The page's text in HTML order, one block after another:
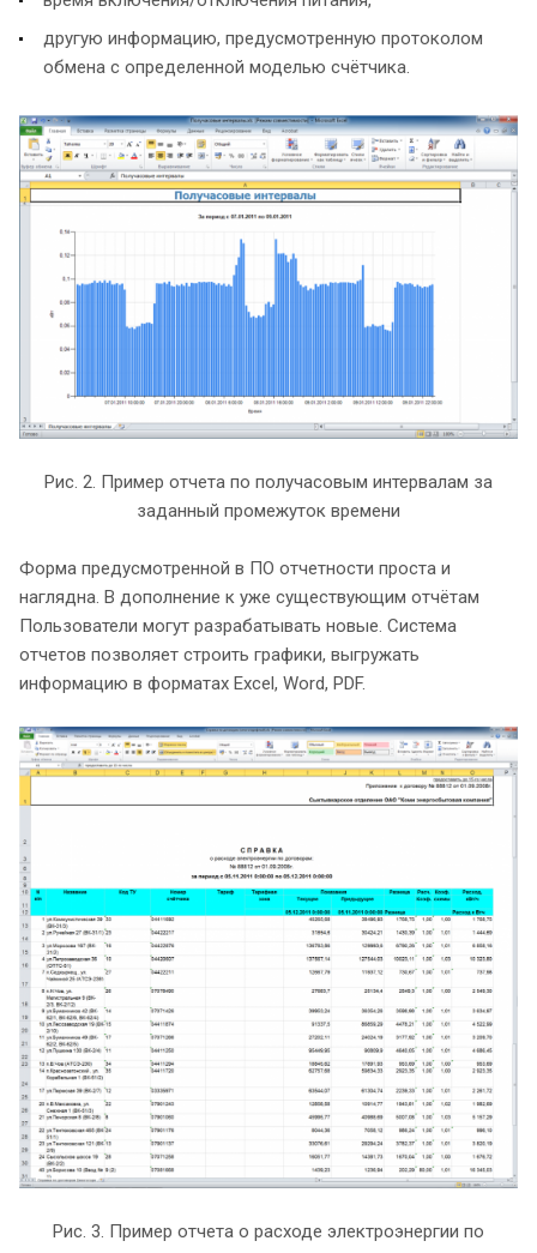
другую информацию, предусмотренную протоколом
обмена с определенной моделью счётчика.
Рис. 2. Пример отчета по получасовым интервалам за
заданный промежуток времени
Форма предусмотренной в ПО отчетности проста и
наглядна. В дополнение к уже существующим отчётам
Пользователи могут разрабатывать новые. Система
отчетов позволяет строить графики, выгружать
информацию в форматах Excel, Word, PDF.
Рис. 3. Пример отчета о расходе электроэнергии по